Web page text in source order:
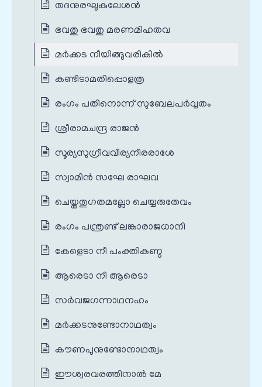
തദനുരഘുകുലേശൻ
ഭവതു ഭവതു മരണമിഹതവ
മർക്കട നീയിങ്ങുവരികിൽ
കണ്ടിടാമതിപ്പൊളത്ര
രംഗം പതിനൊന്ന് സുബേലപർവ്വതം
ശ്രീരാമചന്ദ്ര രാജൻ
സൂര്യസുഗ്രീവവീര്യനീരരാശേ
സ്വാമിൻ സഘേ രാഘവ
ചെയ്തതുഗതമല്ലോ ചെയ്യരുതേവം
രംഗം പന്ത്രണ്ട് ലങ്കാരാജധാനി
കേളെടാ നീ പംക്തികണ്ഠ
ആരെടാ നീ ആരെടാ
സർവജഗന്നാഥനഹം
മർക്കടനുണ്ടോനാഥത്വം
കൗണപുനുണ്ടോനാഥത്വം
ഈശ്വരവരത്തിനാൽ മേ